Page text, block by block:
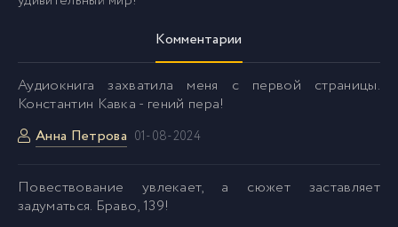
Комментарии
Аудиокнига захватила меня с первой страницы.
Константин Кавка - гений пера!
Анна Петрова 01-08-2024
Повествование увлекает, а сюжет заставляет
задуматься. Браво, 139!